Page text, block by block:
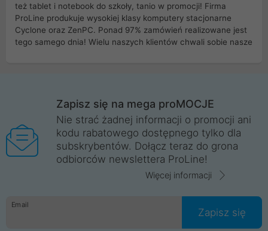
też tablet i notebook do szkoły, tanio w promocji! Firma
ProLine produkuje wysokiej klasy komputery stacjonarne
Cyclone oraz ZenPC. Ponad 97% zamówień realizowane jest
tego samego dnia! Wielu naszych klientów chwali sobie nasze
Wrocław, Poznań, Legnica, Katowice, Gliwice, Kalisz, Bytom,
Trzebnica, Opole. Szybka i profesjonalna obsługa!
ProLine to polska firma ze 100% polskim kapitałem. Działamy
legalnie i płacimy podatki w naszym kraju! Posiadamy siedzibę
główną w Mirkowie oraz salony na terenie kraju. Cała
komunikacja ze sklepem komputerowym ProLine jest
danych osobowych. Dlatego zakup notebooka albo laptopa w
ProLine to czysta przyjemność i pełne bezpieczeństwo.
Zaopatrzysz się u nas w akcesoria i części komputerowe
Zapisz się na mega proMOCJE
Nie strać żadnej informacji o promocji ani
kodu rabatowego dostępnego tylko dla
subskrybentów. Dołącz teraz do grona
odbiorców newslettera ProLine!
Więcej informacji
Email
Zapisz się